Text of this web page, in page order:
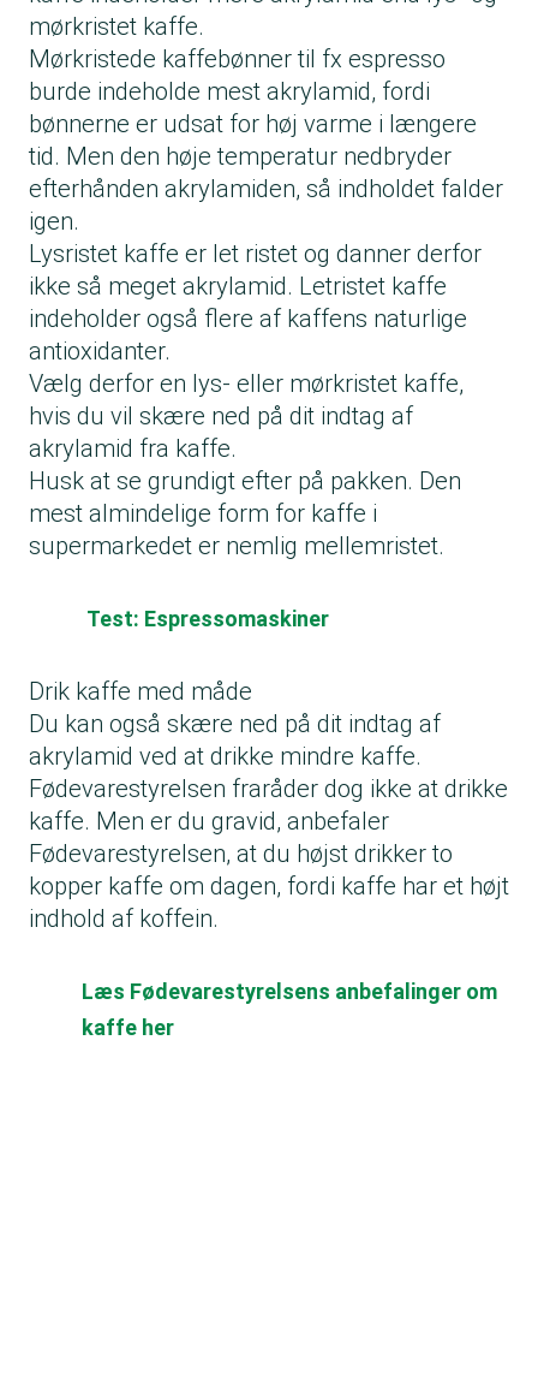
mørkristet kaffe.
Mørkristede kaffebønner til fx espresso
burde indeholde mest akrylamid, fordi
bønnerne er udsat for høj varme i længere
tid. Men den høje temperatur nedbryder
efterhånden akrylamiden, så indholdet falder
igen.
Lysristet kaffe er let ristet og danner derfor
ikke så meget akrylamid. Letristet kaffe
indeholder også flere af kaffens naturlige
antioxidanter.
Vælg derfor en lys- eller mørkristet kaffe,
hvis du vil skære ned på dit indtag af
akrylamid fra kaffe.
Husk at se grundigt efter på pakken. Den
mest almindelige form for kaffe i
supermarkedet er nemlig mellemristet.
Test: Espressomaskiner
Drik kaffe med måde
Du kan også skære ned på dit indtag af
akrylamid ved at drikke mindre kaffe.
Fødevarestyrelsen fraråder dog ikke at drikke
kaffe. Men er du gravid, anbefaler
Fødevarestyrelsen, at du højst drikker to
kopper kaffe om dagen, fordi kaffe har et højt
indhold af koffein.
Læs Fødevarestyrelsens anbefalinger om
kaffe her